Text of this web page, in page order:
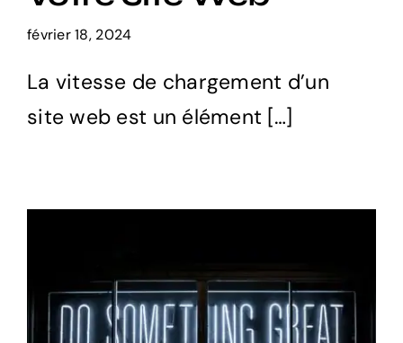
CGV
février 18, 2024
La vitesse de chargement d’un
site web est un élément […]